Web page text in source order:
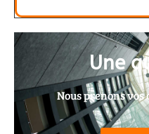
Une
Nous prenons